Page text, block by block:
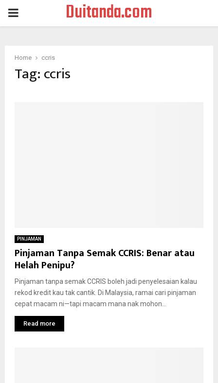
PRIMARY
Duitanda.com
Home ccris
Tag:ccris
PINJAMAN
Pinjaman Tanpa Semak CCRIS: Benar atau
Helah Penipu?
Pinjaman tanpa semak CCRIS boleh jadi penyelesaian kalau
rekod kredit kau tak cantik. Di Malaysia, ramai cari pinjaman
cepat macam ni—tapi macam mana nak mohon...
Read more